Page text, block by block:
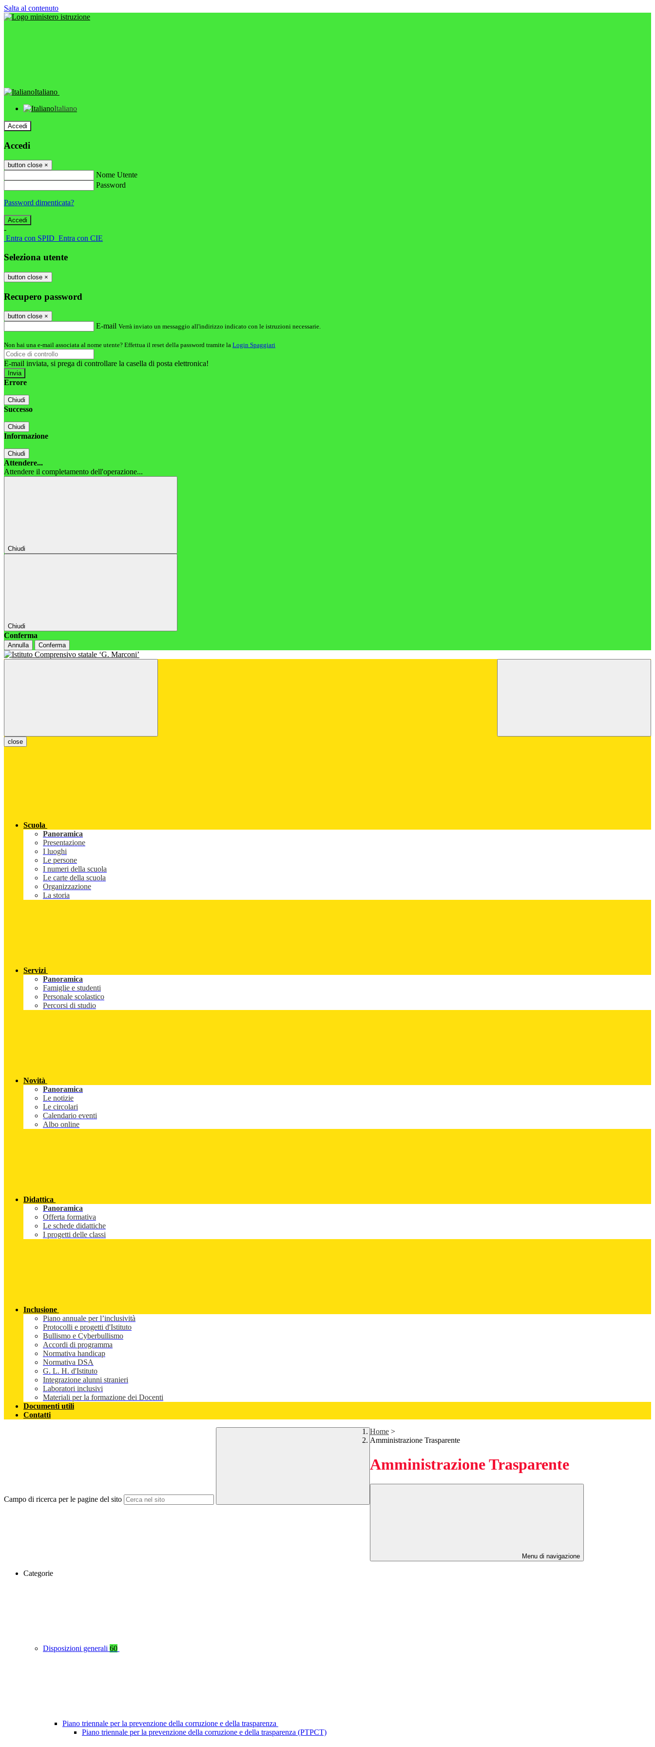
Salta al contenuto
Italiano
Italiano
Accedi
Accedi
button close ×
Nome Utente
Password
Password dimenticata?
-
Entra con SPID Entra con CIE
Seleziona utente
button close ×
Recupero password
button close ×
E-mail Verrà inviato un messaggio all'indirizzo indicato con le istruzioni necessarie.
Non hai una e-mail associata al nome utente? Effettua il reset della password tramite la Login Spaggiari
E-mail inviata, si prega di controllare la casella di posta elettronica!
Errore
Chiudi
Successo
Chiudi
Informazione
Chiudi
Attendere...
Attendere il completamento dell'operazione...
Chiudi
Chiudi
Conferma
Annulla Conferma
close
Scuola
Panoramica
Presentazione
I luoghi
Le persone
I numeri della scuola
Le carte della scuola
Organizzazione
La storia
Servizi
Panoramica
Famiglie e studenti
Personale scolastico
Percorsi di studio
Novità
Panoramica
Le notizie
Le circolari
Calendario eventi
Albo online
Didattica
Panoramica
Offerta formativa
Le schede didattiche
I progetti delle classi
Inclusione
Piano annuale per l’inclusività
Protocolli e progetti d'Istituto
Bullismo e Cyberbullismo
Accordi di programma
Normativa handicap
Normativa DSA
G. L. H. d'Istituto
Integrazione alunni stranieri
Laboratori inclusivi
Materiali per la formazione dei Docenti
Documenti utili
Contatti
Campo di ricerca per le pagine del sito
Home >
Amministrazione Trasparente
Amministrazione Trasparente
Menu di navigazione
Categorie
Disposizioni generali 60
Piano triennale per la prevenzione della corruzione e della trasparenza
Piano triennale per la prevenzione della corruzione e della trasparenza (PTPCT)